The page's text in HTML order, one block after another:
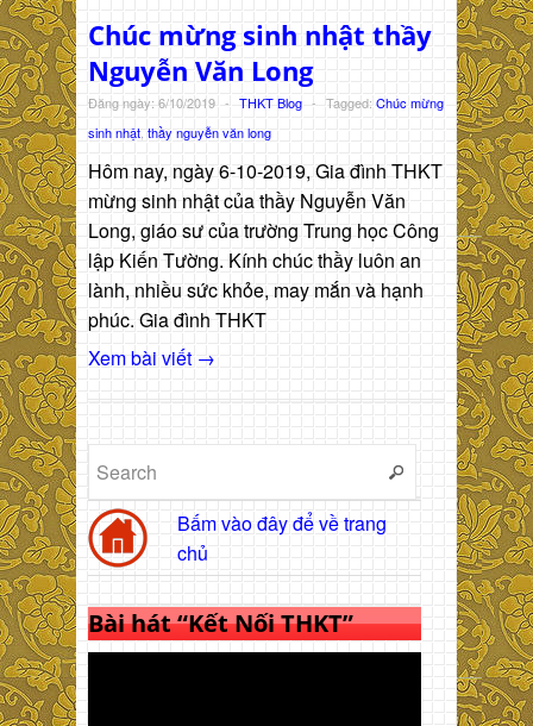
Chúc mừng sinh nhật thầy
Nguyễn Văn Long
Đăng ngày: 6/10/2019 - THKT Blog - Tagged: Chúc mừng
sinh nhật thầy nguyễn văn long
Hôm nay, ngày 6-10-2019, Gia đình THKT
mừng sinh nhật của thầy Nguyễn Văn
Long, giáo sư của trường Trung học Công
lập Kiến Tường. Kính chúc thầy luôn an
lành, nhiều sức khỏe, may mắn và hạnh
phúc. Gia đình THKT
Xem bài viết →
Bấm vào đây để về trang
chủ
Bài hát “Kết Nối THKT”